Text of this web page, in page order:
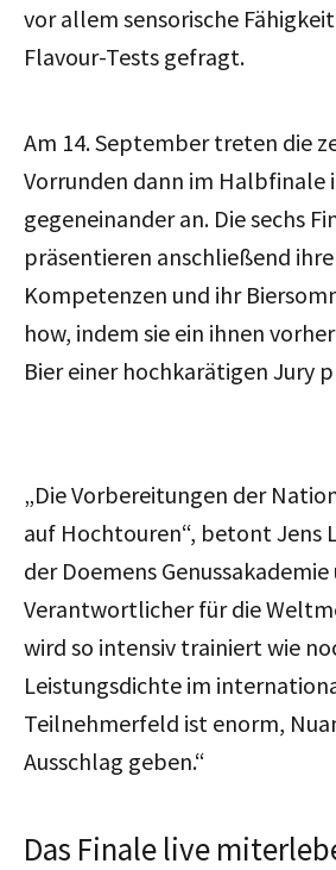
vor allem sensorische
Flavour-Tests gefragt.
Am 14. September treten die
Vorrunden dann im Halbfinale
gegeneinander an. Die sechs
präsentieren anschließend
Kompetenzen und ihr
how, indem sie ein ihnen
Bier einer hochkarätigen Jury
„Die Vorbereitungen der
auf Hochtouren“, betont Jens
der Doemens Genussakademie
Verantwortlicher für die
wird so intensiv trainiert wie
Leistungsdichte im
Teilnehmerfeld ist enorm,
Ausschlag geben.“
Das Finale live